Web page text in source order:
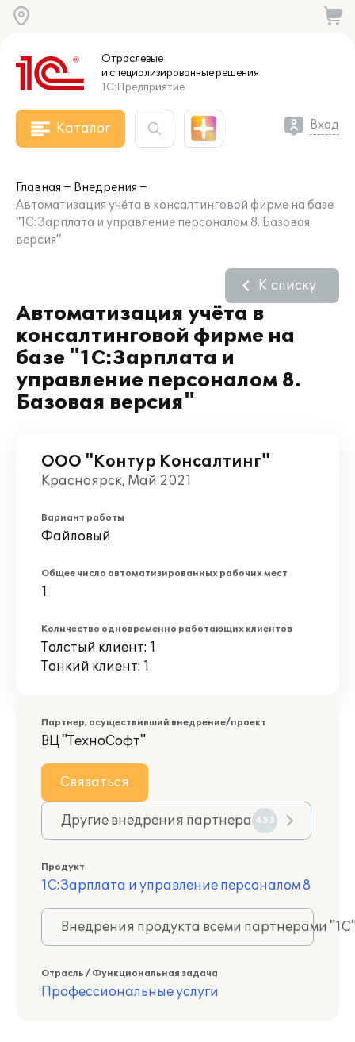
Отраслевые
и специализированныерешения
1С:Предприятие
Каталог Вход
Главная
Внедрения
Автоматизация учёта в консалтинговой фирме на базе
"1С:Зарплата и управление персоналом 8. Базовая
версия"
Автоматизация учёта в
консалтинговой фирме на
базе "1С:Зарплата и
управление персоналом 8.
Базовая версия"
К списку
ООО "Контур Консалтинг"
Красноярск, Май 2021
Вариант работы
Файловый
Общее число автоматизированных рабочих мест
1
Количество одновременно работающих клиентов
Толстый клиент: 1
Тонкий клиент: 1
Партнер, осуществивший внедрение/проект
ВЦ "ТехноСофт"
Связаться
Другие внедрения партнера 453
Продукт
1С:Зарплата и управление персоналом 8
Внедрения продукта всеми партнерами
Отрасль / Функциональная задача
Профессиональные услуги